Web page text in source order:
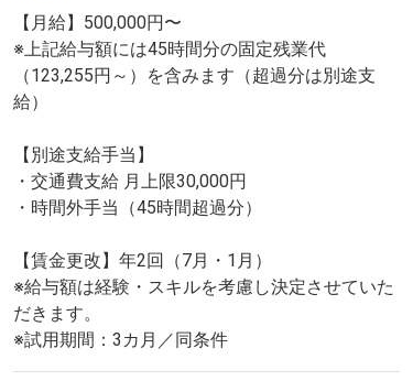
【月給】500,000円〜
※上記給与額には45時間分の固定残業代
（123,255円～）を含みます（超過分は別途支
給）
【別途支給手当】
・交通費支給 月上限30,000円
・時間外手当（45時間超過分）
【賃金更改】年2回（7月・1月）
※給与額は経験・スキルを考慮し決定させていた
だきます。
※試用期間：3カ月／同条件